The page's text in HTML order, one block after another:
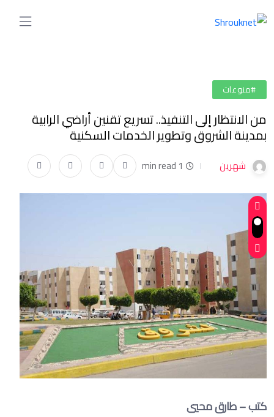
#منوعات
من الانتظار إلى التنفيذ.. تسريع تقنين أراضي الرابية
بمدينة الشروق وتطوير الخدمات السكنية
شهرين 1 min read
كتب – طارق محيي